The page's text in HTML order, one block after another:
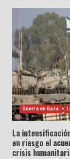
Guerra en Gaza
La
en riesgo el
crisis